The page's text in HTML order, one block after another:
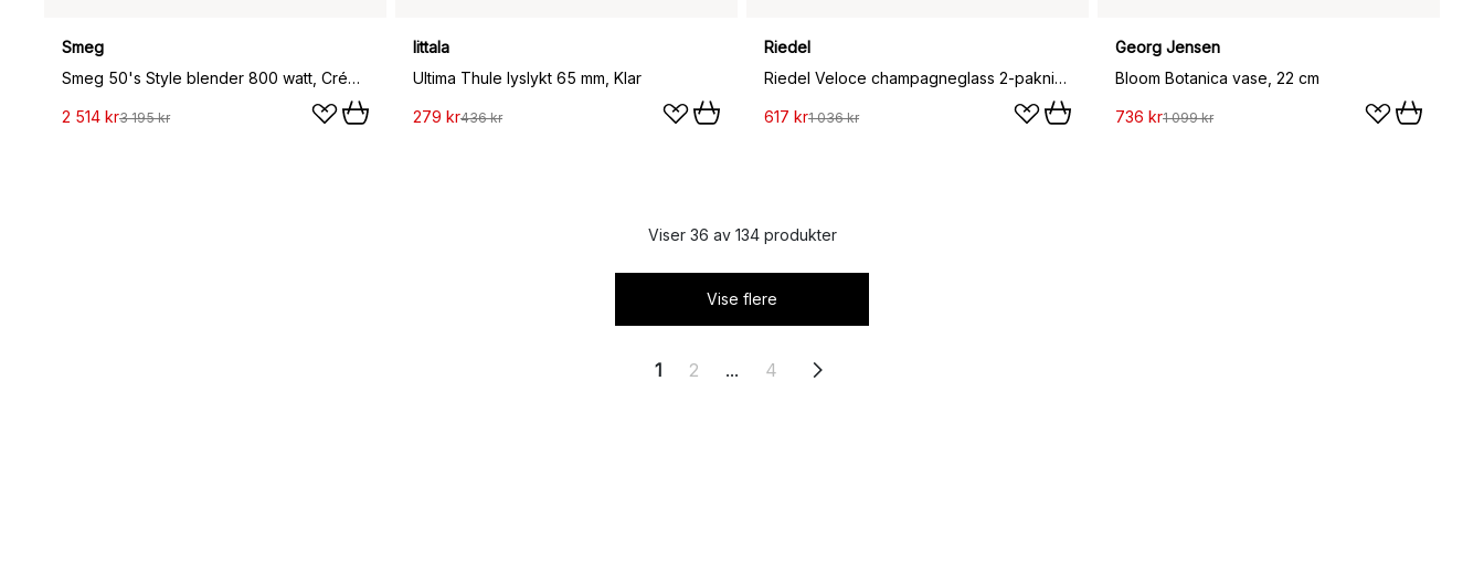
Smeg
Smeg 50's Style blender 800 watt, Créme hvit
2 514 kr3 195 kr
Iittala
Ultima Thule lyslykt 65 mm, Klar
279 kr436 kr
Riedel
Riedel Veloce champagneglass 2-pakning, 32,7 cl
617 kr1 036 kr
Georg Jensen
Bloom Botanica vase, 22 cm
736 kr1 099 kr
Viser 36 av 134 produkter
Vise flere
1 2 ... 4